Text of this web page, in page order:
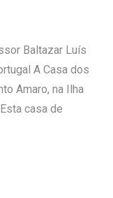
Baltazar Luís
A Casa dos
Amaro, na Ilha
casa de